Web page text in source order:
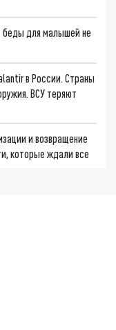
беды для малышей не
в России. Страны
ВСУ теряют
и возвращение
которые ждали все